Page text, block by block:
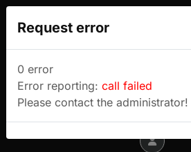
Sulyok Gábor
Menu
Request error
0 error
Error reporting: call failed
Please contact the administrator!